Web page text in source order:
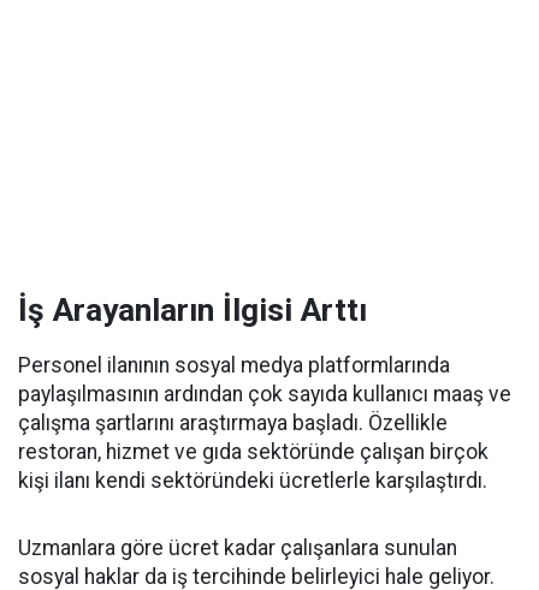
İş Arayanların İlgisi Arttı
Personel ilanının sosyal medya platformlarında
paylaşılmasının ardından çok sayıda kullanıcı maaş ve
çalışma şartlarını araştırmaya başladı. Özellikle
restoran, hizmet ve gıda sektöründe çalışan birçok
kişi ilanı kendi sektöründeki ücretlerle karşılaştırdı.
Uzmanlara göre ücret kadar çalışanlara sunulan
sosyal haklar da iş tercihinde belirleyici hale geliyor.